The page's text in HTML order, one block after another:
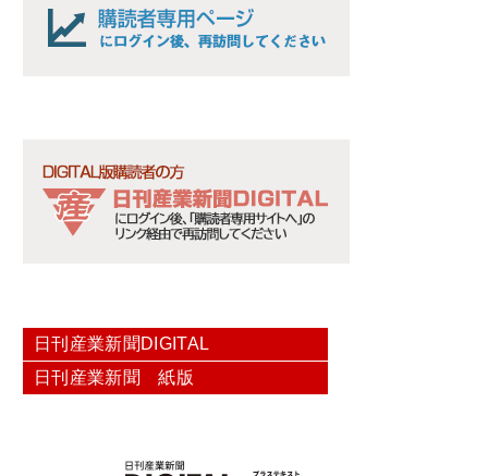
日刊産業新聞DIGITAL
日刊産業新聞 紙版